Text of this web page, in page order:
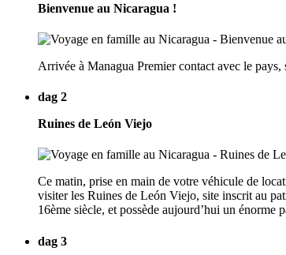
Bienvenue au Nicaragua !
Arrivée à Managua Premier contact avec le
dag 2
Ruines de León Viejo
Ce matin, prise en main de votre véhicule de
visiter les Ruines de León Viejo, site inscrit au
16ème siècle, et possède aujourd’hui un
dag 3